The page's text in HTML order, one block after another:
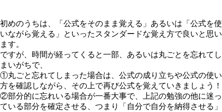
初めのうちは、「公式をそのまま覚える」あるいは「公式を使
いながら覚える」といったスタンダードな覚え方で良いと思い
ます。
ですが、時間が経ってくると一部、あるいは丸ごとを忘れてし
まいがちで、
①丸ごと忘れてしまった場合は、公式の成り立ちや公式の使い
方を確認しながら、その上で再び公式を覚えていきましょう！
②部分的に忘れいる場合が一番大事で、上記の勉強の他に迷っ
ている部分を確定させる、つまり「自分で自分を納得させる」